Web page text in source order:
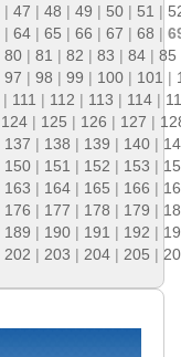
| 47 | 48 | 49 | 50 | 51 |
| 64 | 65 | 66 | 67 | 68 |
80 | 81 | 82 | 83 | 84 | 85
97 | 98 | 99 | 100 | 101 |
| 111 | 112 | 113 | 114 |
124 | 125 | 126 | 127 |
137 | 138 | 139 | 140 |
150 | 151 | 152 | 153 |
163 | 164 | 165 | 166 |
176 | 177 | 178 | 179 |
189 | 190 | 191 | 192 |
202 | 203 | 204 | 205 |